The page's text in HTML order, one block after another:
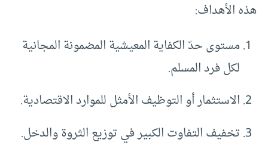
هذه الأهداف:
مستوى حدّ الكفاية المعيشية المضمونة المجانية
لكل فرد المسلم.
الاستثمار أو التوظيف الأمثل للموارد الاقتصادية.
تخفيف التفاوت الكبير في توزيع الثروة والدخل.